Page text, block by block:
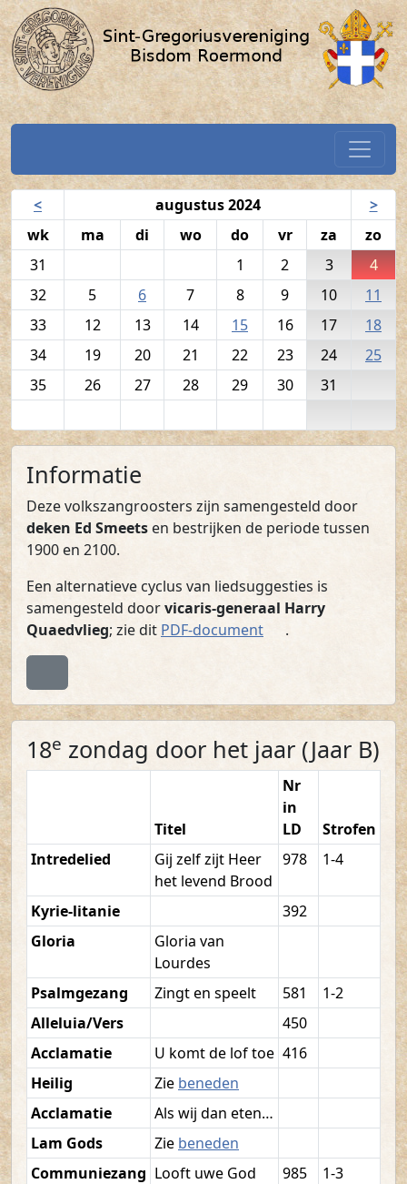
Spring naar hoofdtekst
Volkszang - 4 augustus 2024 /
Navigatiekalender
< augustus 2024
>
wk
ma di wo do vr za
zo
31
1 2 3
4
32
5 6 7 8 9 10
11
33
12 13 14 15 16 17
18
34
19 20 21 22 23 24
25
35
26 27 28 29 30 31
Informatie
Deze volkszangroosters zijn samengesteld door
deken Ed Smeetsen bestrijken de periode tussen
1900 en 2100.
Een alternatieve cyclus van liedsuggesties is
samengesteld doorvicaris-generaal Harry
Quaedvlieg; zie dit PDF-document(PDF).
18e zondag door het jaar (Jaar B)
Titel
Nr
in
LD
Strofen
Intredelied
Gij zelf zijt Heer
het levend Brood
978 1-4
Kyrie-litanie
392
Gloria
Gloria van
Lourdes
Psalmgezang
Zingt en speelt 581
1-2
Alleluia/Vers
450
Acclamatie
U komt de lof toe 416
Heilig
Zie beneden
Acclamatie
Als wij dan eten…
Lam Gods
Zie beneden
Communiezang Looft uwe God 985 1-3